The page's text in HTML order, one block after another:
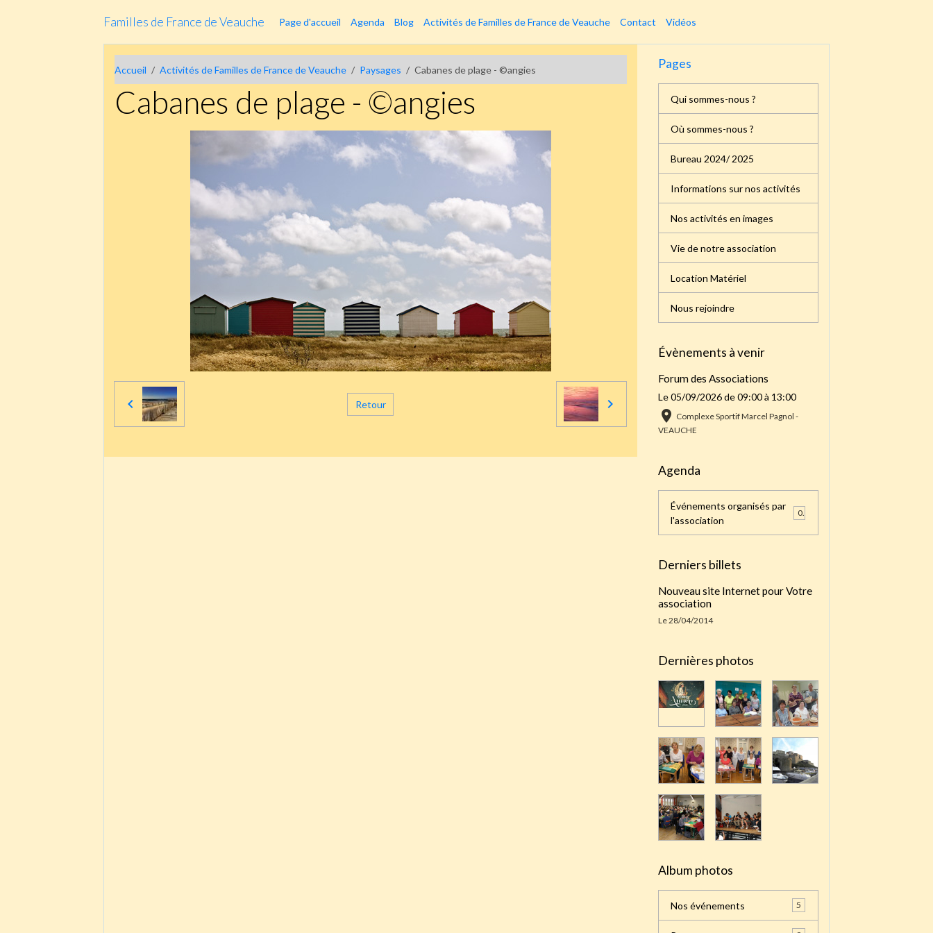
Familles de France de Veauche Page d'accueil Agenda Blog Activités de Familles de France de Veauche Contact Vidéos
Accueil Activités de Familles de France de Veauche Paysages Cabanes de plage - ©angies
Cabanes de plage - ©angies
Retour
Pages
Qui sommes-nous ?
Où sommes-nous ?
Bureau 2024/ 2025
Informations sur nos activités
Nos activités en images
Vie de notre association
Location Matériel
Nous rejoindre
Évènements à venir
Forum des Associations
Le 05/09/2026de 09:00à 13:00
Complexe Sportif Marcel Pagnol -
VEAUCHE
Agenda
Événements organisés par
l'association
Derniers billets
Nouveau site Internet pour Votre
association
Le 28/04/2014
Dernières photos
Album photos
Nos événements 5